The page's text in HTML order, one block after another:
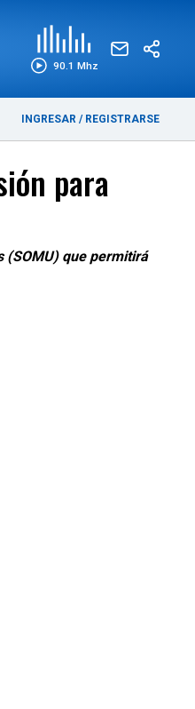
90.1 Mhz
INGRESAR / REGISTRARSE
para
(SOMU) que permitirá